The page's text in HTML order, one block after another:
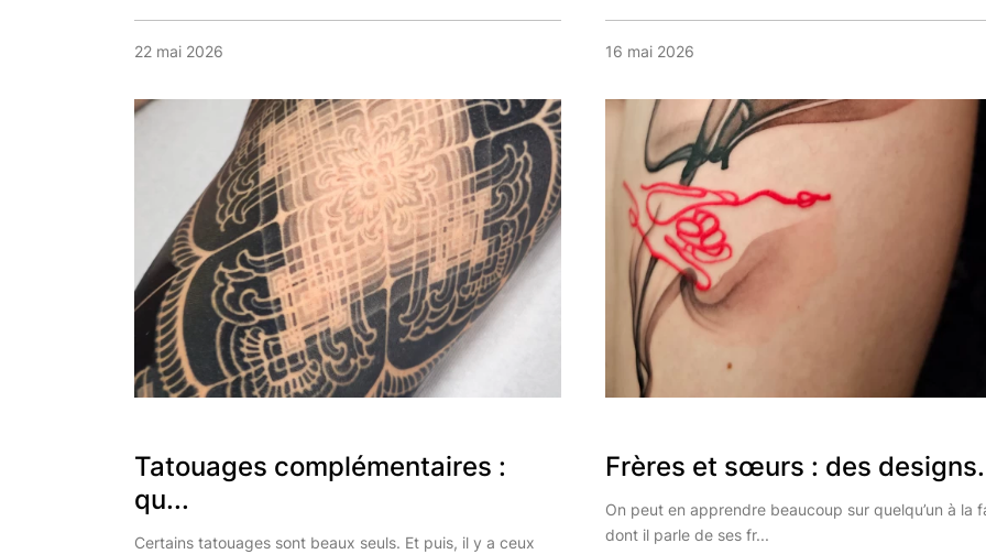
22 mai 2026 16 mai 2026
Tatouages complémentaires :
qu...
Certains tatouages sont beaux seuls. Et puis, il y a ceux
Frères et sœurs : des
On peut en apprendre beaucoup sur quelqu’un à la
dont il parle de ses fr...